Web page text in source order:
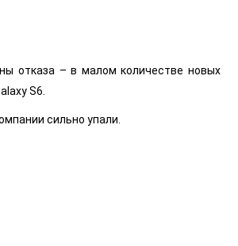
отказа – в малом количестве новых
S6.
сильно упали.